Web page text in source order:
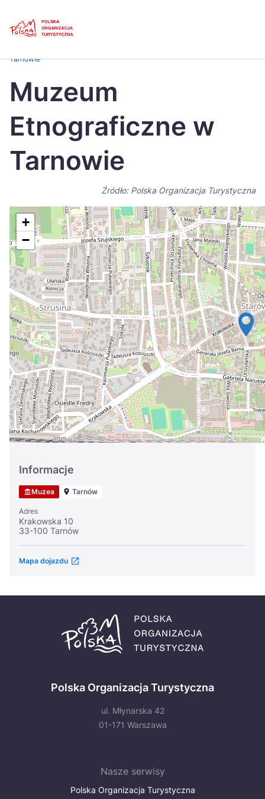
Česká
Dansk
Italiano
日本
Português
Suomi
Україна
Zamknij
Tarnowie
Muzeum
Etnograficzne w
Tarnowie
Źródło: Polska Organizacja Turystyczna
+
−
Informacje
Muzea Tarnów
Adres
Krakowska 10
33-100 Tarnów
Mapa dojazdu
Polska Organizacja Turystyczna
ul. Młynarska 42
01-171 Warszawa
Nasze serwisy
Polska Organizacja Turystyczna